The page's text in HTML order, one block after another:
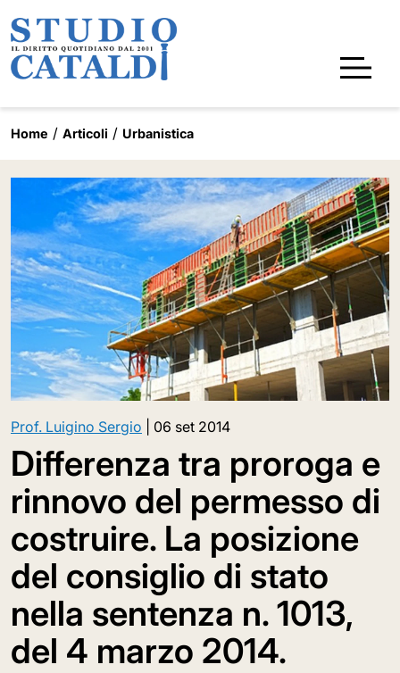
Home Articoli Urbanistica
Prof. Luigino Sergio 06 set 2014
Differenza tra proroga e
rinnovo del permesso di
costruire. La posizione
del consiglio di stato
nella sentenza n. 1013,
del 4 marzo 2014.